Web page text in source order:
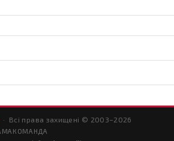
· Всі права захищені © 2003–2026
КОМАНДА